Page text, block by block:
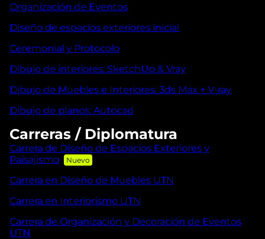
Organización de Eventos
Diseño de espacios exteriores inicial
Ceremonial y Protocolo
Dibujo de interiores: SketchUp & Vray
Dibujo de Muebles e Interiores: 3ds Max + V-ray
Dibujo de planos: Autocad
Carreras / Diplomatura
Carrera de Diseño de Espacios Exteriores y
Paisajismo
Carrera en Diseño de Muebles UTN
Carrera en Interiorismo UTN
Carrera de Organización y Decoración de Eventos
UTN